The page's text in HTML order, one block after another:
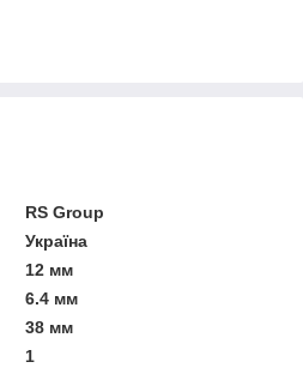
RS Group
Україна
12 мм
6.4 мм
38 мм
1